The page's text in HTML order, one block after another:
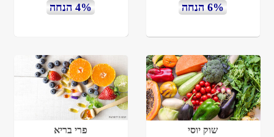
6% הנחה 4% הנחה
שוק יוסי פרי בריא